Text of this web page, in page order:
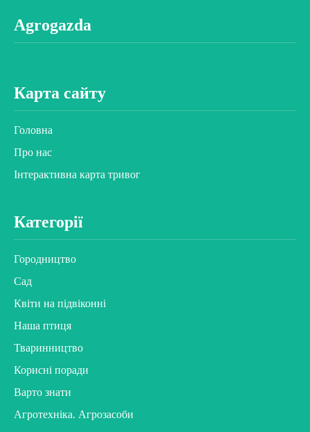
Agrogazda
Карта сайту
Головна
Про нас
Інтерактивна карта тривог
Категорії
Городництво
Сад
Квіти на підвіконні
Наша птиця
Тваринництво
Корисні поради
Варто знати
Агротехніка. Агрозасоби